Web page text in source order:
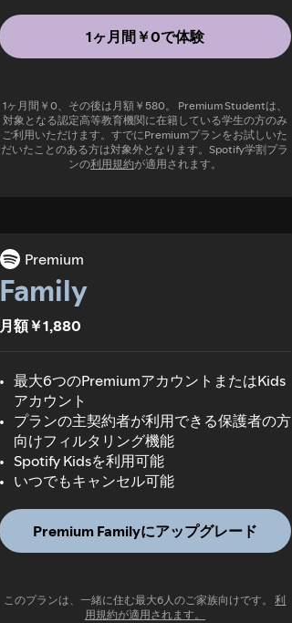
1ヶ月間￥0で体験
1ヶ月間￥0、その後は月額￥580。 Premium Studentは、
対象となる認定高等教育機関に在籍している学生の方のみ
ご利用いただけます。すでにPremiumプランをお試しいた
だいたことのある方は対象外となります。Spotify学割プラ
ンの利用規約が適用されます。
Premium
Family
月額￥1,880
最大6つのPremiumアカウントまたはKids
アカウント
プランの主契約者が利用できる保護者の方
向けフィルタリング機能
Spotify Kidsを利用可能
いつでもキャンセル可能
Premium Familyにアップグレード
このプランは、一緒に住む最大6人のご家族向けです。利
用規約が適用されます。